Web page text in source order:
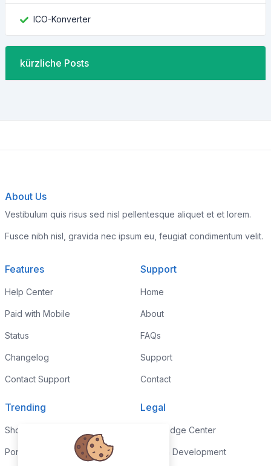
ICO-Konverter
kürzliche Posts
About Us
Vestibulum quis risus sed nisl pellentesque aliquet et et lorem.
Fusce nibh nisl, gravida nec ipsum eu, feugiat condimentum velit.
Features
Help Center
Paid with Mobile
Status
Changelog
Contact Support
Support
Home
About
FAQs
Support
Contact
Trending
Shop
Portfolio
Legal
Knowledge Center
Custom Development